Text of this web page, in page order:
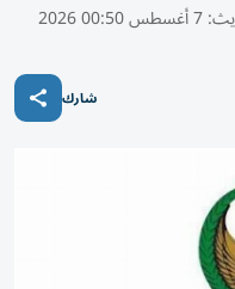
7 أغسطس 00:50 2026
شارك